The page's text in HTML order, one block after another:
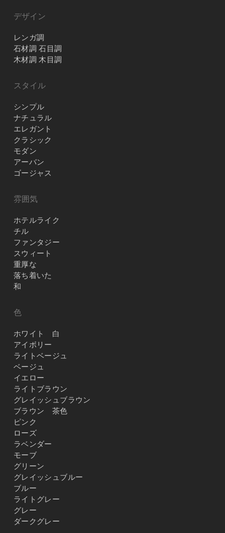
デザイン
レンガ調
石材調 石目調
木材調 木目調
スタイル
シンプル
ナチュラル
エレガント
クラシック
モダン
アーバン
ゴージャス
雰囲気
ホテルライク
チル
ファンタジー
スウィート
重厚な
落ち着いた
和
色
ホワイト 白
アイボリー
ライトベージュ
ベージュ
イエロー
ライトブラウン
グレイッシュブラウン
ブラウン 茶色
ピンク
ローズ
ラベンダー
モーブ
グリーン
グレイッシュブルー
ブルー
ライトグレー
グレー
ダークグレー